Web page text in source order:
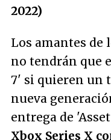
2022)
Los amantes de
no tendrán que
7' si quieren un
nueva
entrega de
Xbox Series X